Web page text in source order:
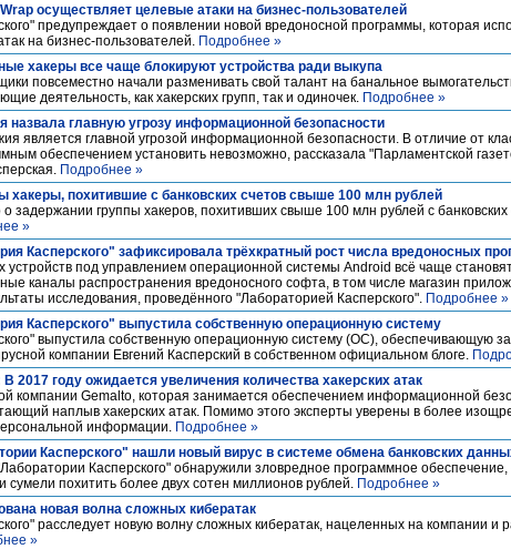
осуществляет целевые атаки на бизнес-пользователей
предупреждает о появлении новой вредоносной программы, которая
на бизнес-пользователей. Подробнее »
хакеры все чаще блокируют устройства ради выкупа
повсеместно начали разменивать свой талант на банальное
деятельность, как хакерских групп, так и одиночек. Подробнее »
назвала главную угрозу информационной безопасности
является главной угрозой информационной безопасности. В отличие от
обеспечением установить невозможно, рассказала "Парламентской
Подробнее »
хакеры, похитившие с банковских счетов свыше 100 млн рублей
задержании группы хакеров, похитивших свыше 100 млн рублей с банковских
»
Касперского" зафиксировала трёхкратный рост числа вредоносных
под управлением операционной системы Android всё чаще
каналы распространения вредоносного софта, в том числе магазин
исследования, проведённого "Лабораторией Касперского". Подробнее »
Касперского" выпустила собственную операционную систему
выпустила собственную операционную систему (ОС), обеспечивающую
компании Евгений Касперский в собственном официальном блоге.
2017 году ожидается увеличения количества хакерских атак
компании Gemalto, которая занимается обеспечением информационной
наплыв хакерских атак. Помимо этого эксперты уверены в более
информации. Подробнее »
Касперского" нашли новый вирус в системе обмена банковских
Касперского" обнаружили зловредное программное обеспечение,
похитить более двух сотен миллионов рублей. Подробнее »
новая волна сложных кибератак
расследует новую волну сложных кибератак, нацеленных на компании и
»